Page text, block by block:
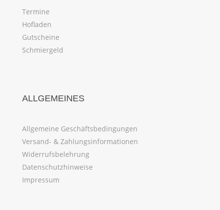
Termine
Hofladen
Gutscheine
Schmiergeld
ALLGEMEINES
Allgemeine Geschäftsbedingungen
Versand- & Zahlungsinformationen
Widerrufsbelehrung
Datenschutzhinweise
Impressum